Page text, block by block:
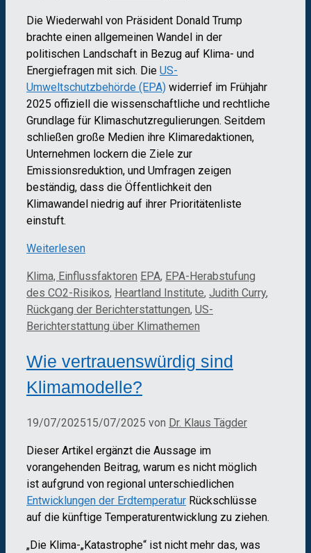
Die Wiederwahl von Präsident Donald Trump
brachte einen allgemeinen Wandel in der
politischen Landschaft in Bezug auf Klima- und
Energiefragen mit sich. Die US-
Umweltschutzbehörde (EPA) widerrief im Frühjahr
2025 offiziell die wissenschaftliche und rechtliche
Grundlage für Klimaschutzregulierungen. Seitdem
schließen große Medien ihre Klimaredaktionen,
Unternehmen lockern die Ziele zur
Emissionsreduktion, und Umfragen zeigen
beständig, dass die Öffentlichkeit den
Klimawandel niedrig auf ihrer Prioritätenliste
einstuft.
Weiterlesen
Kategorien
Klima, Einflussfaktoren Schlagwörter
EPA, EPA-Herabstufung
des CO2-Risikos, Heartland Institute, Judith Curry,
Rückgang der Berichterstattungen, US-
Berichterstattung über Klimathemen
Wie vertrauenswürdig sind
Klimamodelle?
19/07/202515/07/2025 von Dr. Klaus Tägder
Dieser Artikel ergänzt die Aussage im
vorangehenden Beitrag, warum es nicht möglich
ist aufgrund von regional unterschiedlichen
Entwicklungen der Erdtemperatur Rückschlüsse
auf die künftige Temperaturentwicklung zu ziehen.
„Die Klima-„Katastrophe“ ist nicht mehr das, was